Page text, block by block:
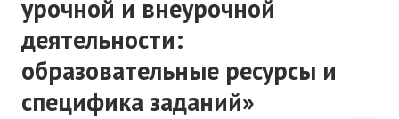
урочной и внеурочной
деятельности:
образовательные ресурсы и
специфика заданий»